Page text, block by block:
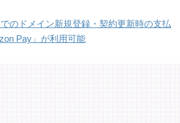
のドメイン新規登録・契約更新時の支払
Pay」が利用可能